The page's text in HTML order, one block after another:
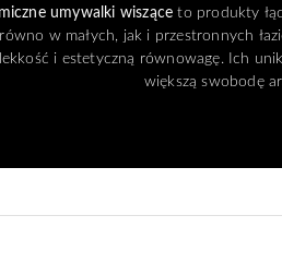
umywalki wiszące to produkty
w małych, jak i przestronnych
i estetyczną równowagę. Ich
większą swobodę